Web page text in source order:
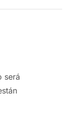
será